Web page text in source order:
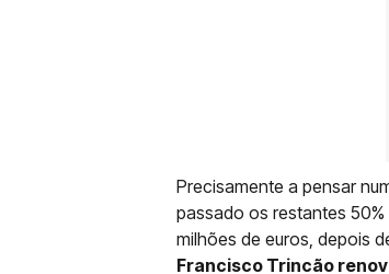
Precisamente a pensar
passado os restantes
milhões de euros, depois
Francisco Trincão